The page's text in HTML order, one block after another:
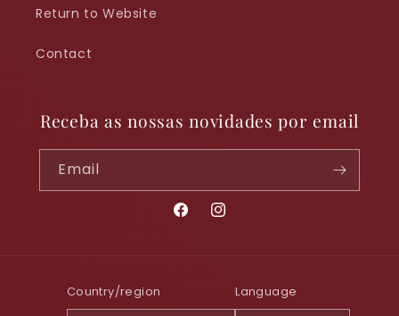
Return to Website
Contact
Receba as nossas novidades por email
Email
FacebookInstagram
Country/region Language